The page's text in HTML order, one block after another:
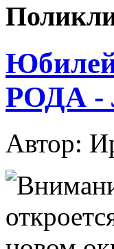
РОДА
Автор: